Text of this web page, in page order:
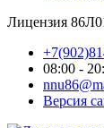
Лицензия
08:00 -
Версия